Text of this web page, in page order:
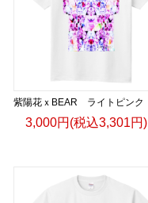
紫陽花ｘBEAR ライトピンク
3,000円(税込3,301円)